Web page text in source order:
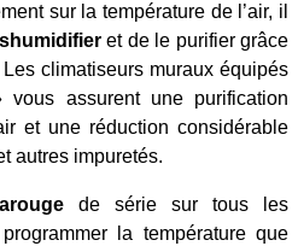
sur la température de l’air, il
et de le purifier grâce
climatiseurs muraux équipés
assurent une purification
et une réduction considérable
autres impuretés.
de série sur tous les
la température que